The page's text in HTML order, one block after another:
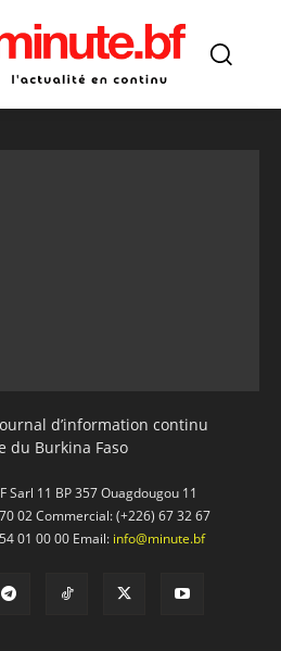
d’information continu
du Burkina Faso
Sarl 11 BP 357 Ouagdougou 11
02 Commercial: (+226) 67 32 67
01 00 00 Email: info@minute.bf